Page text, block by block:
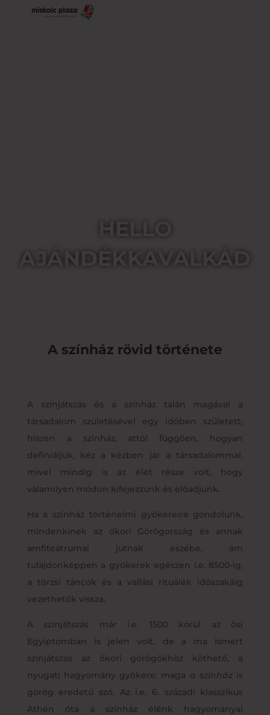
HELLO
AJÁNDÉKKAVALKÁD
A színház rövid története
A színjátszás és a színház talán magával a
társadalom születésével egy időben született,
hiszen a színház, attól függően, hogyan
definiáljuk, kéz a kézben jár a társadalommal,
mivel mindig is az élet része volt, hogy
valamilyen módon kifejezzünk és előadjunk.
Ha a színház történelmi gyökereire gondolunk,
mindenkinek az ókori Görögország és annak
amfiteátrumai jutnak eszébe, ám
tulajdonképpen a gyökerek egészen i.e. 8500-ig,
a törzsi táncok és a vallási rituálék időszakáig
vezethetők vissza.
A színjátszás már i.e. 1500 körül az ősi
Egyiptomban is jelen volt, de a ma ismert
színjátszás az ókori görögökhöz köthető, a
nyugati hagyomány gyökere; maga a színházis
görög eredetű szó. Az i.e. 6. századi klasszikus
Athén óta a színház élénk hagyományai